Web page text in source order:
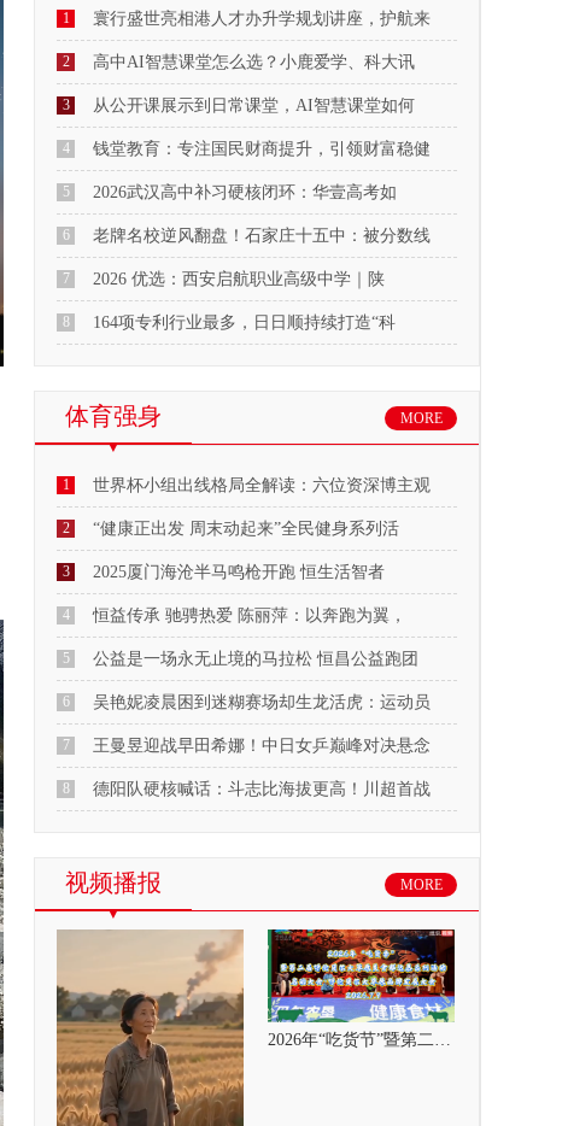
1 寰行盛世亮相港人才办升学规划讲座，护航来
2 高中AI智慧课堂怎么选？小鹿爱学、科大讯
3 从公开课展示到日常课堂，AI智慧课堂如何
4 钱堂教育：专注国民财商提升，引领财富稳健
5 2026武汉高中补习硬核闭环：华壹高考如
6 老牌名校逆风翻盘！石家庄十五中：被分数线
7 2026 优选：西安启航职业高级中学｜陕
8 164项专利行业最多，日日顺持续打造“科
体育强身 MORE
1 世界杯小组出线格局全解读：六位资深博主观
2 “健康正出发 周末动起来”全民健身系列活
3 2025厦门海沧半马鸣枪开跑 恒生活智者
4 恒益传承 驰骋热爱 陈丽萍：以奔跑为翼，
5 公益是一场永无止境的马拉松 恒昌公益跑团
6 吴艳妮凌晨困到迷糊赛场却生龙活虎：运动员
7 王曼昱迎战早田希娜！中日女乒巅峰对决悬念
8 德阳队硬核喊话：斗志比海拔更高！川超首战
视频播报 MORE
2026年“吃货节”暨第二届呼伦贝尔大草